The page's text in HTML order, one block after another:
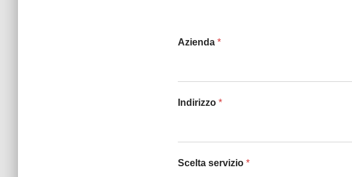
Azienda *
Indirizzo *
Scelta servizio *